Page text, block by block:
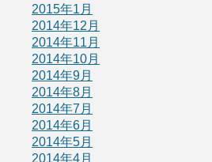
2015年1月
2014年12月
2014年11月
2014年10月
2014年9月
2014年8月
2014年7月
2014年6月
2014年5月
2014年4月